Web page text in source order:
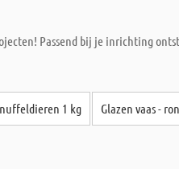
Passend bij je inrichting
1 kg Glazen vaas -